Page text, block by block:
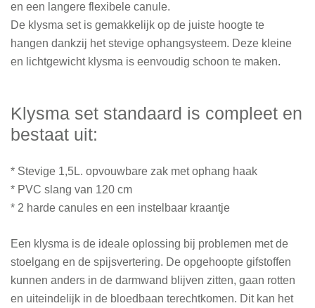
en een langere flexibele canule.
De klysma set is gemakkelijk op de juiste hoogte te
hangen dankzij het stevige ophangsysteem. Deze kleine
en lichtgewicht klysma is eenvoudig schoon te maken.
Klysma set standaard is compleet en
bestaat uit:
* Stevige 1,5L. opvouwbare zak met ophang haak
* PVC slang van 120 cm
* 2 harde canules en een instelbaar kraantje
Een klysma is de ideale oplossing bij problemen met de
stoelgang en de spijsvertering. De opgehoopte gifstoffen
kunnen anders in de darmwand blijven zitten, gaan rotten
en uiteindelijk in de bloedbaan terechtkomen. Dit kan het